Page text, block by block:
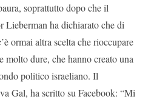
soprattutto dopo che il
ha dichiarato che di
ormai altra scelta che rioccupare
molto dure, che hanno creato una
politico israeliano. Il
Gal, ha scritto su Facebook: “Mi